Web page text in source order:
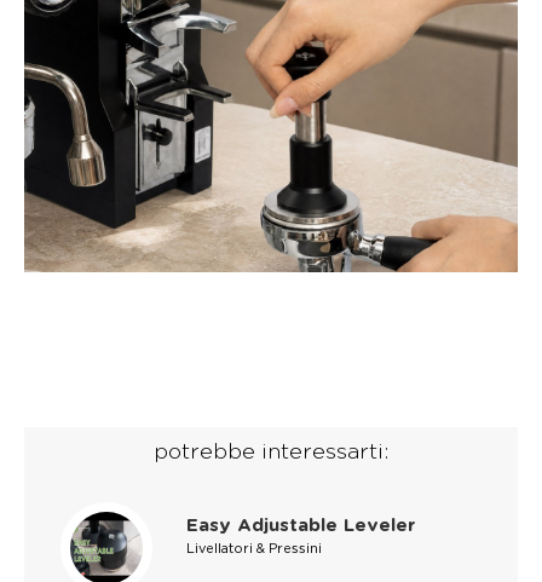
potrebbe interessarti:
Easy Adjustable Leveler
Livellatori & Pressini